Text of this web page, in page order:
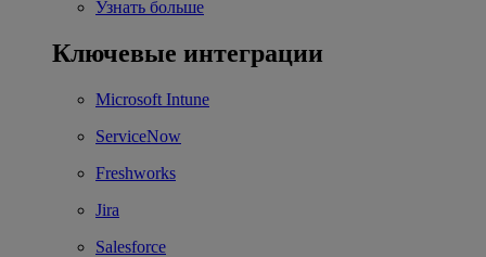
Узнать больше
Ключевые интеграции
Microsoft Intune
ServiceNow
Freshworks
Jira
Salesforce